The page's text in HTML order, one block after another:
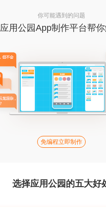
你可能遇到的问题
应用公园App制作平台帮
免编程立即制作
选择应用公园的五大好